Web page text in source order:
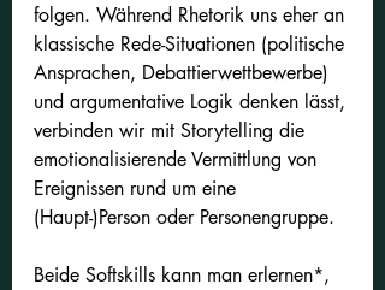
folgen. Während Rhetorik uns eher an
klassische Rede-Situationen (politische
Ansprachen, Debattierwettbewerbe)
und argumentative Logik denken lässt,
verbinden wir mit Storytelling die
emotionalisierende Vermittlung von
Ereignissen rund um eine
(Haupt-)Person oder Personengruppe.
Beide Softskills kann man erlernen*,